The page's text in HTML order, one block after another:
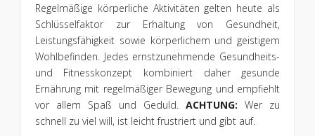
Regelmäßige körperliche Aktivitäten gelten heute als
Schlüsselfaktor zur Erhaltung von Gesundheit,
Leistungsfähigkeit sowie körperlichem und geistigem
Wohlbefinden. Jedes ernstzunehmende Gesundheits-
und Fitnesskonzept kombiniert daher gesunde
Ernährung mit regelmäßiger Bewegung und empfiehlt
vor allem Spaß und Geduld.ACHTUNG: Wer zu
schnell zu viel will, ist leicht frustriert und gibt auf.